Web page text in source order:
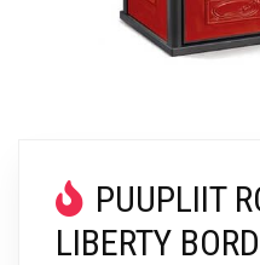
PUUPLIIT
LIBERTY